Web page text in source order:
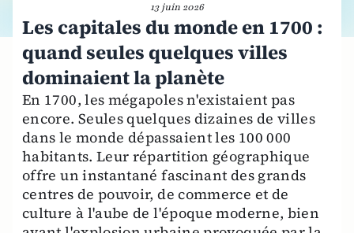
13 juin 2026
Les capitales du monde en 1700 :
quand seules quelques villes
dominaient la planète
En 1700, les mégapoles n'existaient pas
encore. Seules quelques dizaines de villes
dans le monde dépassaient les 100 000
habitants. Leur répartition géographique
offre un instantané fascinant des grands
centres de pouvoir, de commerce et de
culture à l'aube de l'époque moderne, bien